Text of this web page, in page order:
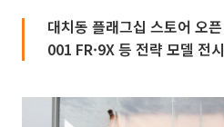
대치동 플래그십 스토어 오픈
001 FR·9X 등 전략 모델 전시